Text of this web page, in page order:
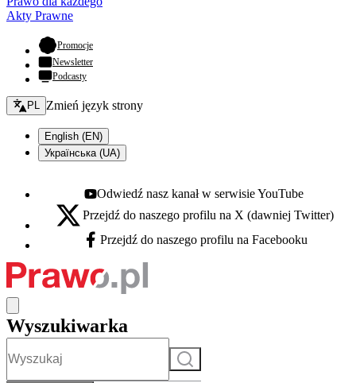
Akty Prawne
Promocje- otwiera się w nowej karcie
Newsletter
Podcasty
Zmień język - bieżący:
PL Zmień język strony
English (EN)
Українська (UA)
Youtube - otwiera się w nowej karcie
Odwiedź nasz kanał w serwisie YouTube
X - otwiera się w nowej karcie
Przejdź do naszego profilu na X (dawniej Twitter)
Facebook - otwiera się w nowej karcie
Przejdź do naszego profilu na Facebooku
Wyszukiwarka
Szukaj